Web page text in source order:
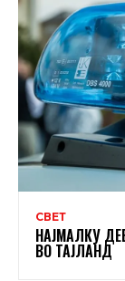
СВЕТ
НАЈМАЛКУ
ВО ТАЈЛАНД